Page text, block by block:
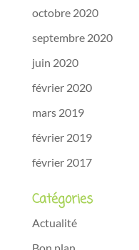
octobre 2020
septembre 2020
juin 2020
février 2020
mars 2019
février 2019
février 2017
Catégories
Actualité